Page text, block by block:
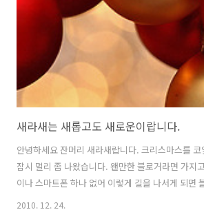
http://www.boho.or.kr/pccheck/
크로 들어 가시면... 자신..
새라새는 새롭고도 새로운이랍니다.
안녕하세요 잔머리 새라새랍니다. 크리스마스를
잠시 멀리 좀 나왔습니다. 왠만한 블로거라면 가지
이나 스마트폰 하나 없어 이렇게 길을 나서게 되면
소식과 인사를 드리지 못하게 되는데 오늘 일을 마무
2010. 12. 24.